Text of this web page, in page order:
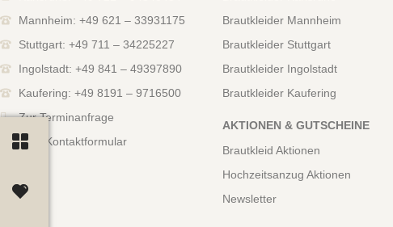
Mannheim: +49 621 – 33931175
Stuttgart: +49 711 – 34225227
Ingolstadt: +49 841 – 49397890
Kaufering: +49 8191 – 9716500
Zur Terminanfrage
Zum Kontaktformular
Brautkleider Mannheim
Brautkleider Stuttgart
Brautkleider Ingolstadt
Brautkleider Kaufering
AKTIONEN & GUTSCHEINE
Brautkleid Aktionen
Hochzeitsanzug Aktionen
Newsletter